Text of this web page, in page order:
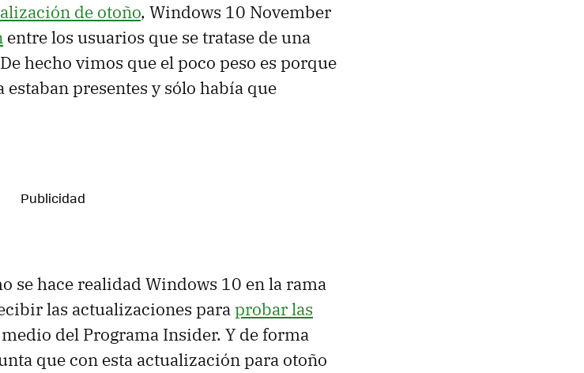
de otoño, Windows 10 November
entre los usuarios que se tratase de una
hecho vimos que el poco peso es porque
presentes y sólo había que
se hace realidad Windows 10 en la rama
las actualizaciones paraprobar las
del Programa Insider. Y de forma
que con esta actualización para otoño